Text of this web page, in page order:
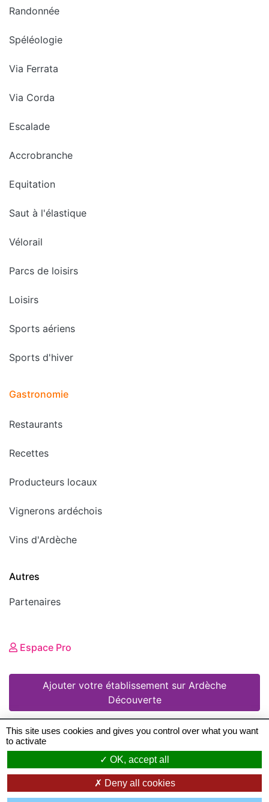
Randonnée
Spéléologie
Via Ferrata
Via Corda
Escalade
Accrobranche
Equitation
Saut à l'élastique
Vélorail
Parcs de loisirs
Loisirs
Sports aériens
Sports d'hiver
Gastronomie
Restaurants
Recettes
Producteurs locaux
Vignerons ardéchois
Vins d'Ardèche
Autres
Partenaires
Espace Pro
Ajouter votre établissement sur Ardèche
Découverte
© 2008 - 2026 Ardèche Découverte •
légales•Conditions Générales d'Utilisation•
This site uses cookies and gives you control over what you want
to activate
OK, accept all
Deny all cookies